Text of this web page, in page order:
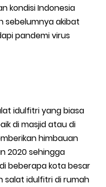
kondisi Indonesia
sebelumnya akibat
pandemi virus
idulfitri yang biasa
di masjid atau di
himbauan
2020 sehingga
beberapa kota besar
salat idulfitri di rumah